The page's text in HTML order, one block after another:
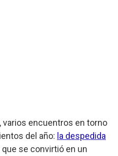
varios encuentros en torno
del año: la despedida
que se convirtió en un